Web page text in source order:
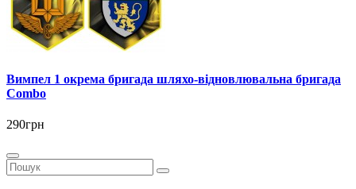
Вимпел 1 окрема бригада шляхо-відновлювальна бригада
Combo
290грн